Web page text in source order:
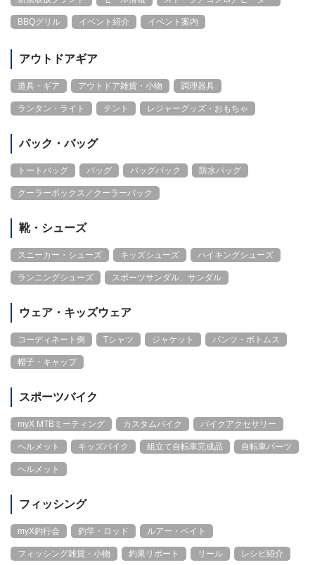
BBQグリル イベント紹介 イベント案内
アウトドアギア
道具・ギア アウトドア雑貨・小物 調理器具
ランタン・ライト テント レジャーグッズ・おもちゃ
パック・バッグ
トートバッグ バッグ バッグパック 防水バッグ
クーラーボックス／クーラーバック
靴・シューズ
スニーカー・シューズ キッズシューズ ハイキングシューズ
ランニングシューズ スポーツサンダル、サンダル
ウェア・キッズウェア
コーディネート例 Tシャツ ジャケット パンツ・ボトムス
帽子・キャップ
スポーツバイク
myX MTBミーティング カスタムバイク バイクアクセサリー
ヘルメット キッズバイク 組立て自転車完成品 自転車パーツ
ヘルメット
フィッシング
myX釣行会 釣竿・ロッド ルアー・ベイト
フィッシング雑貨・小物 釣果リポート リール レシピ紹介